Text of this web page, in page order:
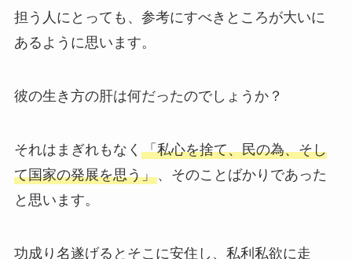
担う人にとっても、参考にすべきところが大いに
あるように思います。
彼の生き方の肝は何だったのでしょうか？
それはまぎれもなく 「私心を捨て、民の為、そし
て国家の発展を思う」、そのことばかりであった
と思います。
功成り名遂げるとそこに安住し、私利私欲に走